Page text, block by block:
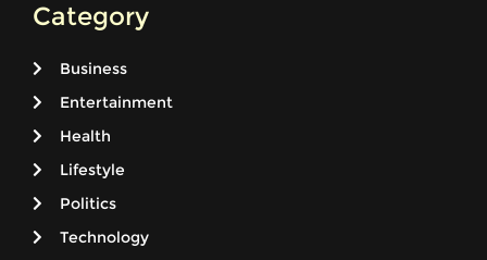
Category
Business
Entertainment
Health
Lifestyle
Politics
Technology